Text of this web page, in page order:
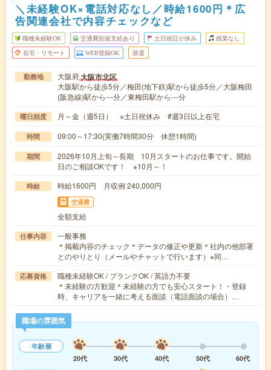
＼未経験OK×電話対応なし／時給1600円＊広
告関連会社で内容チェックなど
職種未経験OK 交通費別途支給あり 土日祝日が休み 残業なし
在宅・リモート WEB登録OK 派遣
勤務地 大阪府大阪市北区
大阪駅から徒歩5分／梅田(地下鉄)駅から徒歩5分／大阪梅田
(阪急線)駅から---分／東梅田駅から---分
曜日頻度 月～金（週5日） ※土日祝休み #週3日以上在宅
時間 09:00～17:30(実働7時間30分 休憩1時間)
期間
2026年10月上旬～長期 10月スタートのお仕事です。開始
日のご相談OKです！ ※10月～！
時給 時給1600円 月収例 240,000円
交通費
全額支給
仕事内容
一般事務
＊掲載内容のチェック＊データの修正や更新＊社内の他部署
とのやりとり（メールやチャットで行います）※同…
応募資格
職種未経験OK / ブランクOK / 英語力不要
＊未経験の方歓迎＊未経験の方でも安心スタート！・登録
時、キャリアを一緒に考える面談（電話面談の場合）…
職場の雰囲気
年齢層
20代
30代 40代 50代
60代